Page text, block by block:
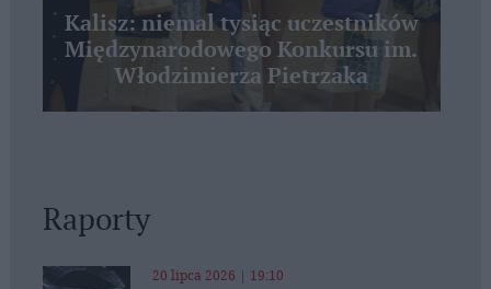
Kalisz: niemal tysiąc uczestników
Międzynarodowego Konkursu im.
Włodzimierza Pietrzaka
Raporty
20 lipca 2026 | 19:10